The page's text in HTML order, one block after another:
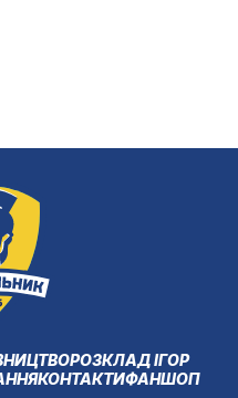
РОЗКЛАД ІГОР
КОНТАКТИФАНШОП